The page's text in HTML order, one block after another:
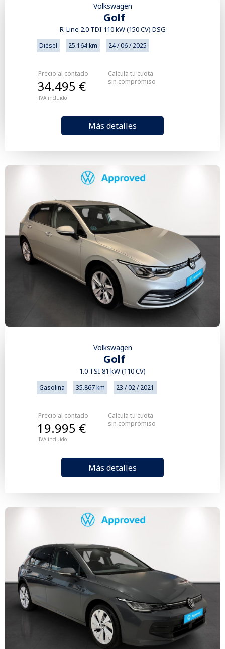
Volkswagen
Golf
R-Line 2.0 TDI 110 kW (150 CV) DSG
Diésel 25.164 km 24 / 06 / 2025
Precio al contado
IVA incluido
34.495 €
Más detalles
Calcula tu cuota
sin compromiso
Volkswagen
Golf
1.0 TSI 81 kW (110 CV)
Gasolina 35.867 km 23 / 02 / 2021
Precio al contado
IVA incluido
19.995 €
Más detalles
Calcula tu cuota
sin compromiso